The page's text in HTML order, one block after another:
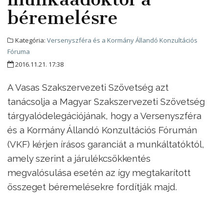
béremelésre
Kategória: Versenyszféra és a Kormány Állandó Konzultációs
Fóruma
2016.11.21. 17:38
A Vasas Szakszervezeti Szövetség azt
tanácsolja a Magyar Szakszervezeti Szövetség
tárgyalódelegációjának, hogy a Versenyszféra
és a Kormány Állandó Konzultációs Fórumán
(VKF) kérjen írásos garanciát a munkáltatóktól,
amely szerint a járulékcsökkentés
megvalósulása esetén az így megtakarított
összeget béremelésekre fordítják majd.